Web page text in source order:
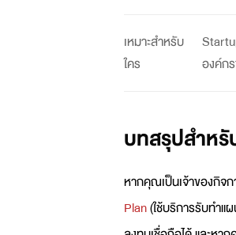
เหมาะสำหรับ
ใคร
องค์ก
บทสรุปสำหรั
หากคุณเป็นเจ้าของกิจ
Plan(ใช้บริการรับทำแ